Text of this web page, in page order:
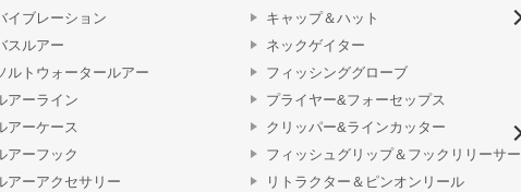
イブレーション
スルアー
ルトウォータールアー
アーライン
アーケース
アーフック
アーアクセサリー
キャップ＆ハット
ネックゲイター
フィッシンググローブ
プライヤー&フォーセップス
クリッパー&ラインカッター
フィッシュグリップ＆フックリリーサー
リトラクター＆ピンオンリール